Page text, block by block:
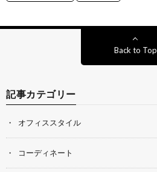
Back to Top
記事カテゴリー
オフィススタイル
コーディネート